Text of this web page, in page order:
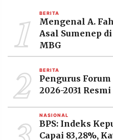
1 BERITA
Mengenal A.
Asal Sumenep
MBG
2 BERITA
Pengurus
2026-2031
NASIONAL
BPS: Indeks
Capai 83,28%,